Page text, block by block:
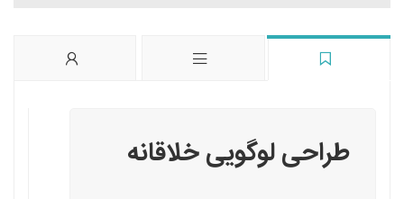
طراحی لوگویی خلاقانه